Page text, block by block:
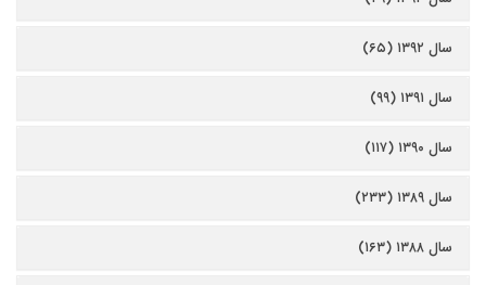
سال ۱۳۹۲ (۶۵)
سال ۱۳۹۱ (۹۹)
سال ۱۳۹۰ (۱۱۷)
سال ۱۳۸۹ (۲۳۳)
سال ۱۳۸۸ (۱۶۳)